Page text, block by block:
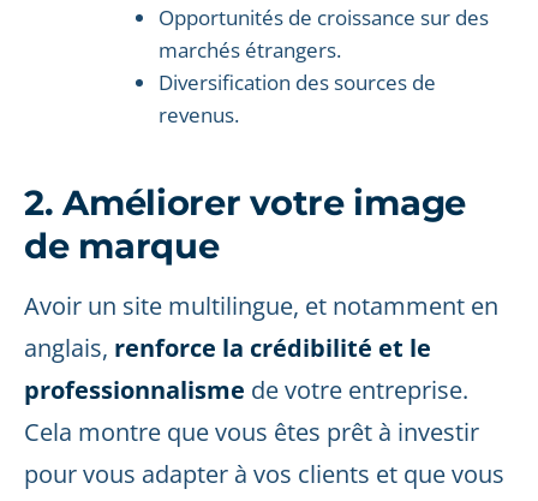
Opportunités de croissance sur des
marchés étrangers.
Diversification des sources de
revenus.
2. Améliorer votre image
de marque
Avoir un site multilingue, et notamment en
anglais, renforce la crédibilité et le
professionnalisme de votre entreprise.
Cela montre que vous êtes prêt à investir
pour vous adapter à vos clients et que vous